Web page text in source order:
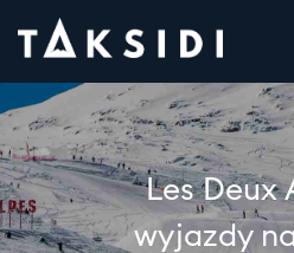
Les Deux
wyjazdy